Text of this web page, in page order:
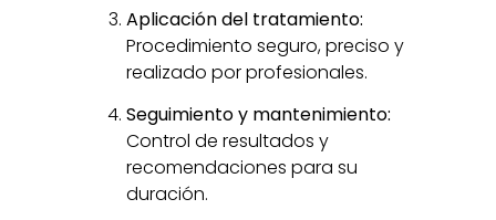
Aplicación del tratamiento:
Procedimiento seguro, preciso y
realizado por profesionales.
Seguimiento y mantenimiento:
Control de resultados y
recomendaciones para su
duración.